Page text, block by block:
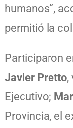
humanos”,
permitió la
Participaron
Javier Pretto,
Ejecutivo;
Provincia, el